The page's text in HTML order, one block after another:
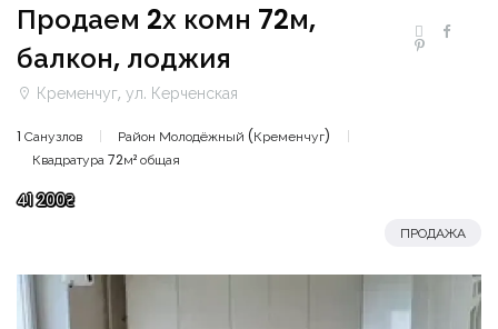
Продаем 2х комн 72м,
балкон, лоджия
Кременчуг, ул. Керченская
1 Санузлов
Район Молодёжный (Кременчуг)
Квадратура 72м² общая
41 200₴
ПРОДАЖА